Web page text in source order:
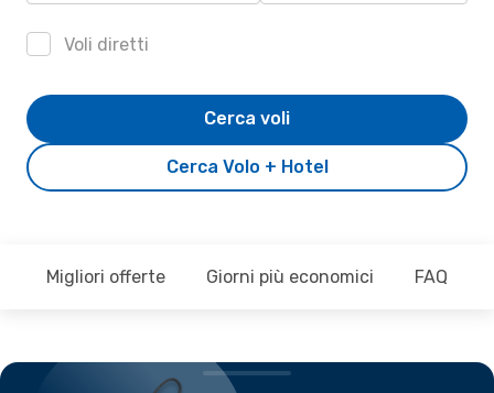
Voli diretti
Cerca Volo + Hotel
Cerca voli
Migliori offerte Giorni più economici FAQ